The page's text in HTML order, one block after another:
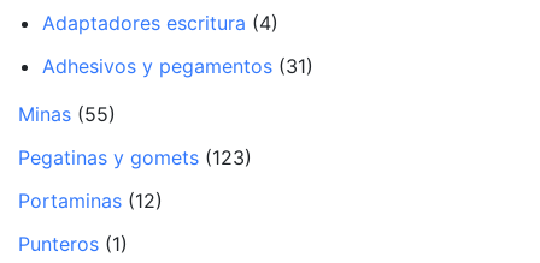
Adaptadores escritura (4)
Adhesivos y pegamentos (31)
Minas (55)
Pegatinas y gomets (123)
Portaminas (12)
Punteros (1)